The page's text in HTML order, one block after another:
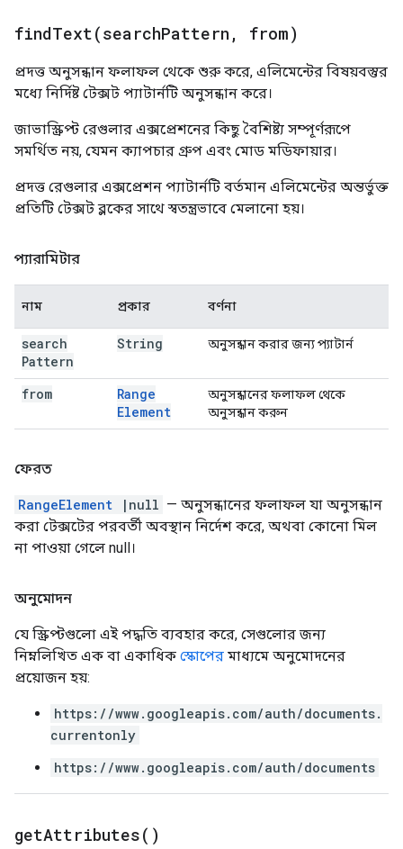
findText(searchPattern , from)
প্রদত্ত অনুসন্ধান ফলাফল থেকে শুরু করে, এলিমেন্টের বিষয়বস্তুর
মধ্যে নির্দিষ্ট টেক্সট প্যাটার্নটি অনুসন্ধান করে।
জাভাস্ক্রিপ্ট রেগুলার এক্সপ্রেশনের কিছু বৈশিষ্ট্য সম্পূর্ণরূপে
সমর্থিত নয়, যেমন ক্যাপচার গ্রুপ এবং মোড মডিফায়ার।
প্রদত্ত রেগুলার এক্সপ্রেশন প্যাটার্নটি বর্তমান এলিমেন্টের অন্তর্ভুক্ত
প্রতিটি টেক্সট ব্লকের সাথে স্বতন্ত্রভাবে মেলানো হয়।
প্যারামিটার
নাম প্রকার বর্ণনা
search
Pattern
String অনুসন্ধান করার জন্য প্যাটার্ন
from
Range
Element
অনুসন্ধানের ফলাফল থেকে
অনুসন্ধান করুন
ফেরত
RangeElement |null — অনুসন্ধানের ফলাফল যা অনুসন্ধান
করা টেক্সটের পরবর্তী অবস্থান নির্দেশ করে, অথবা কোনো মিল
না পাওয়া গেলে null।
অনুমোদন
যে স্ক্রিপ্টগুলো এই পদ্ধতি ব্যবহার করে, সেগুলোর জন্য
নিম্নলিখিত এক বা একাধিক স্কোপের মাধ্যমে অনুমোদনের
প্রয়োজন হয়:
https://www.googleapis.com/auth/documents.
currentonly
https://www.googleapis.com/auth/documents
getAttributes( )